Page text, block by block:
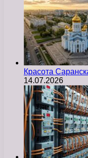
Красота
14.07.2026